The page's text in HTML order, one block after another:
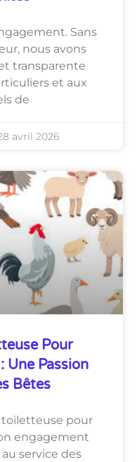
Sans
nous avons
transparente
et aux
de
avril 2026
Pour
Une Passion
Bêtes
toiletteuse pour
engagement
service des